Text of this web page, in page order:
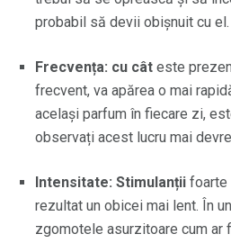
probabil să devii obișnuit cu el.
Frecvența: cu cât este
frecvent, va apărea o mai
același parfum în fiecare zi,
observați acest lucru mai
Intensitate: Stimulanții foarte
rezultat un obicei mai lent. În
zgomotele asurzitoare cum ar